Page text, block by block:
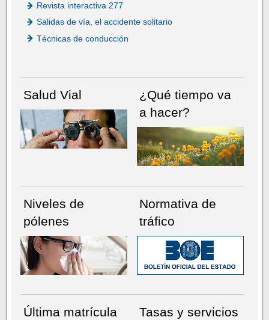
Revista interactiva 277
Salidas de vía, el accidente solitario
Técnicas de conducción
Salud Vial
¿Qué tiempo va
a hacer?
Niveles de
pólenes
Normativa de
tráfico
Última matrícula
Tasas y servicios